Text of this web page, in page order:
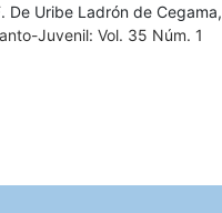
De Uribe Ladrón de Cegama,
Juvenil: Vol. 35 Núm. 1